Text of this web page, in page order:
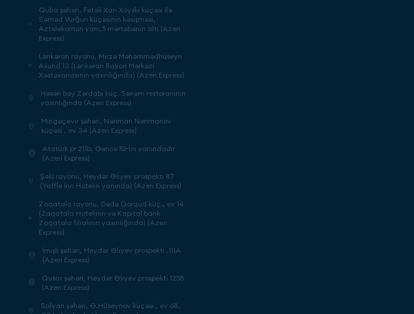
Quba şəhəri, Fətəli Xan Xoyski küçəsi ilə
Səməd Vurğun küçəsinin kəsişməsi,
Aztelekomun yanı,5 mərtəbənin altı (Azeri
Express)
Lənkəran rayonu, Mirzə Məhəmmədhüseyn
Axund 13 (Lənkəran Rayon Mərkəzi
Xəstəxanasının yaxınlığında) (Azeri Express)
Həsən bəy Zərdabi küç. Sənəm restoranının
yaxınlığında (Azeri Express)
Mingəçevir şəhəri, Nəriman Nərimanov
küçəsi , ev 34 (Azeri Express)
Atatürk pr 211b, Gəncə RİHın yanındadır
(Azeri Express)
Şəki rayonu, Heydər Əliyev prospekti 87
(Yaffle İnn Hotelin yanında) (Azeri Express)
Zaqatala rayonu, Dədə Qorqud küç., ev 14
(Zaqatala Hotelinin və Kapital bank
Zaqatala filialının yaxınlığında) (Azeri
Express)
İmişli şəhəri, Heydər Əliyev prospekti ,111A
(Azeri Express)
Qusar şəhəri, Heydər Əliyev prospekti 125B
(Azeri Express)
Salyan şəhəri, Ə.Hüseynov küçəsi , ev 68,